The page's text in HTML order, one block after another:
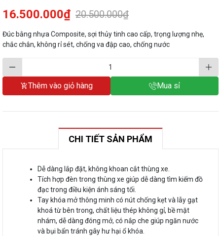
16.500.000₫ 20.500.000₫
Đúc bằng nhựa Composite, sợi thủy tinh cao cấp, trọng lượng nhẹ,
chắc chắn, không rỉ sét, chống va đập cao, chống nước
Thêm vào giỏ hàng Mua sỉ
CHI TIẾT SẢN PHẨM
Dễ dàng lắp đặt, không khoan cắt thùng xe.
Tích hợp đèn trong thùng xe giúp dễ dàng tìm kiếm đồ
đạc trong điều kiện ánh sáng tối.
Tay khóa mở thông minh có nút chống kẹt và lẫy gạt
khoá từ bên trong, chất liệu thép không gỉ, bề mặt
nhám, dễ dàng đóng mở, có nắp che giúp ngăn nước
và bụi bẩn tránh gây hư hại ổ khóa.